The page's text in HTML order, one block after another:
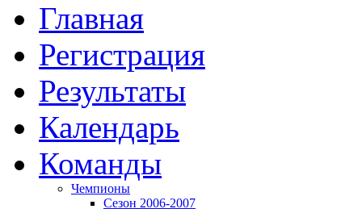
Главная
Регистрация
Результаты
Календарь
Команды
Чемпионы
Сезон 2006-2007